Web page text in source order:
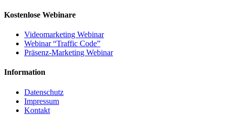
Kostenlose Webinare
Videomarketing Webinar
Webinar “Traffic Code”
Präsenz-Marketing Webinar
Information
Datenschutz
Impressum
Kontakt